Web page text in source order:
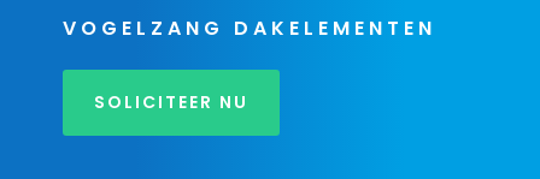
VOGELZANG DAKELEMENTEN
SOLICITEER NU